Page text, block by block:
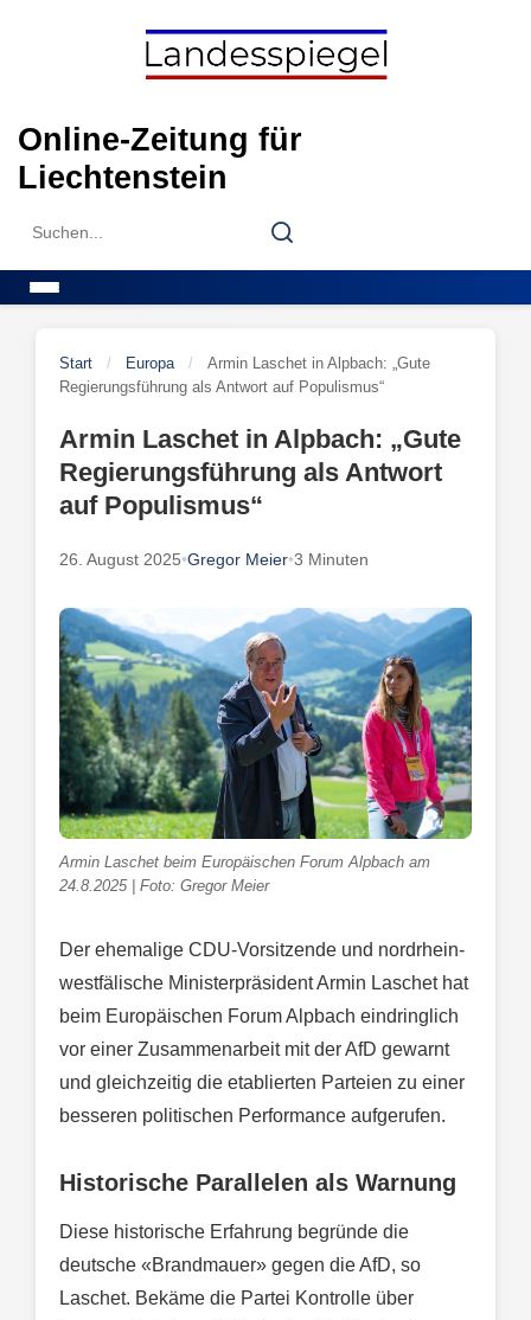
Online-Zeitung für
Liechtenstein
Search
Search
Start / Europa /
Armin Laschet in Alpbach: „Gute
Regierungsführung als Antwort auf Populismus“
Armin Laschet in Alpbach: „Gute
Regierungsführung als Antwort
auf Populismus“
26. August 2025•Gregor Meier•3 Minuten
Armin Laschet beim Europäischen Forum Alpbach am
24.8.2025 | Foto: Gregor Meier
Der ehemalige CDU-Vorsitzende und nordrhein-
westfälische Ministerpräsident Armin Laschet hat
beim Europäischen Forum Alpbach eindringlich
vor einer Zusammenarbeit mit der AfD gewarnt
und gleichzeitig die etablierten Parteien zu einer
besseren politischen Performance aufgerufen.
Historische Parallelen als Warnung
Diese historische Erfahrung begründe die
deutsche «Brandmauer» gegen die AfD, so
Laschet. Bekäme die Partei Kontrolle über